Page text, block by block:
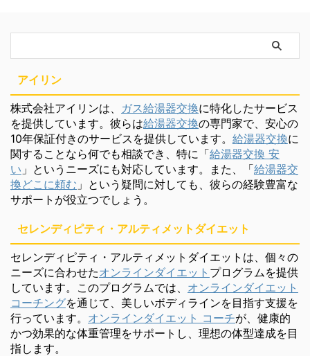
アイリン
株式会社アイリンは、 ガス給湯器交換に特化したサービス
を提供しています。彼らは給湯器交換の専門家で、安心の
10年保証付きのサービスを提供しています。 給湯器交換に
関することなら何でも相談でき、特に「給湯器交換 安
い 」というニーズにも対応しています。また、「給湯器交
換どこに頼む 」という疑問に対しても、彼らの経験豊富な
サポートが役立つでしょう。
セレンディピティ・アルティメットダイエット
セレンディピティ・アルティメットダイエットは、個々の
ニーズに合わせたオンラインダイエット プログラムを提供
しています。このプログラムでは、 オンラインダイエット
コーチングを通じて、美しいボディラインを目指す支援を
行っています。 オンラインダイエット コーチが、健康的
かつ効果的な体重管理をサポートし、理想の体型達成を目
指します。